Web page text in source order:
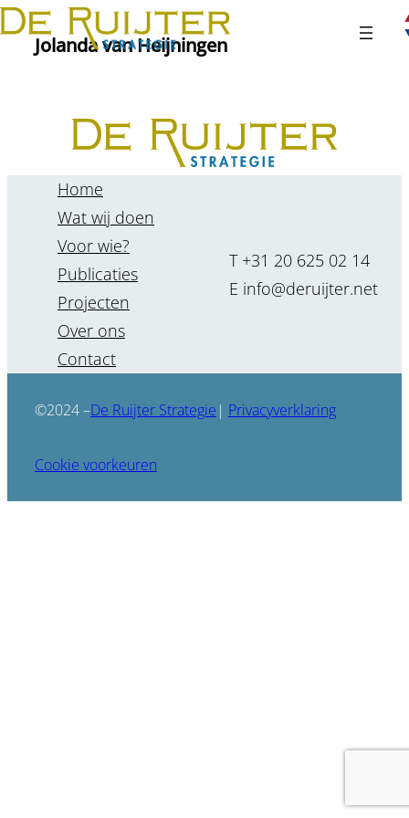
Ga
naarJolanda van Heijningen
Home
Wat wij doen
Voor wie?
Publicaties
Projecten
Over ons
Contact
T +31 20 625 02 14
E info@deruijter.net
©2024 –De Ruijter Strategie | Privacyverklaring
Cookie voorkeuren